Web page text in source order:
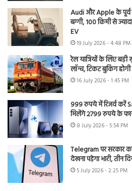
Audi और Apple के पूर्व
बग्गी, 100 किमी से
EV
19 July 2026 - 4:48 PM
रेल यात्रियों के लिए
लॉन्च, टिकट बुकिंग
16 July 2026 - 1:45 PM
999 रुपये में रिजर्व करें
मिलेंगे 2799 रुपये के
8 July 2026 - 5:54 PM
Telegram पर सरकार
देखना पड़ेगा भारी, तीन
5 July 2026 - 2:25 PM